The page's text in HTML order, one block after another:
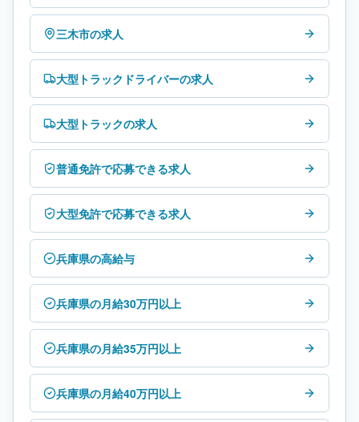
三木市の求人
大型トラックドライバーの求人
大型トラックの求人
普通免許で応募できる求人
大型免許で応募できる求人
兵庫県の高給与
兵庫県の月給30万円以上
兵庫県の月給35万円以上
兵庫県の月給40万円以上